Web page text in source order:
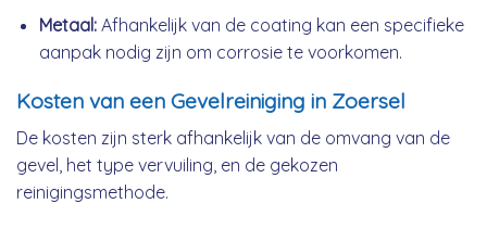
Metaal:Afhankelijk van de coating kan een specifieke
aanpak nodig zijn om corrosie te voorkomen.
Kosten van een Gevelreiniging in Zoersel
De kosten zijn sterk afhankelijk van de omvang van de
gevel, het type vervuiling, en de gekozen
reinigingsmethode.